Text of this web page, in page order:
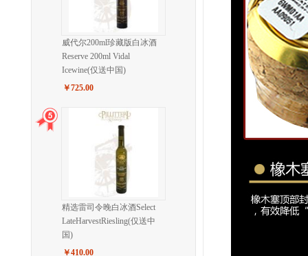
威代尔200ml珍藏版白冰酒
Reserve 200ml Vidal
Icewine(仅送中国)
￥725.00
精选雷司令晚白冰酒Select
LateHarvestRiesling(仅送中
国)
￥410.00